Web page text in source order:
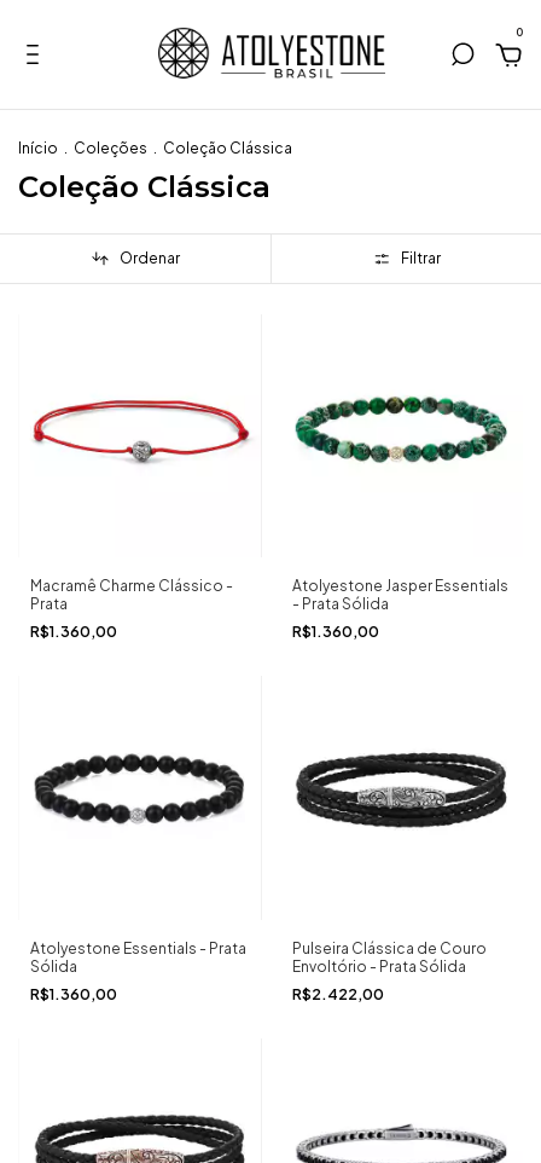
0
Início . Coleções . Coleção Clássica
Coleção Clássica
Ordenar Filtrar
Macramê Charme Clássico -
Prata
R$1.360,00
Atolyestone Jasper Essentials
- Prata Sólida
R$1.360,00
Atolyestone Essentials - Prata
Sólida
R$1.360,00
Pulseira Clássica de Couro
Envoltório - Prata Sólida
R$2.422,00